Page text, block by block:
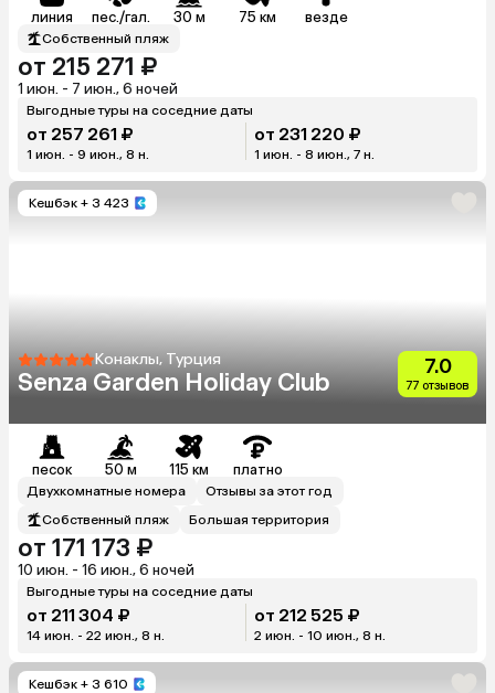
линия пес./гал. 30 м 75 км везде
Собственный пляж
от 215 271 ₽
1 июн. - 7 июн., 6 ночей
Выгодные туры на соседние даты
от 257 261 ₽
1 июн. - 9 июн., 8 н.
от 231 220 ₽
1 июн. - 8 июн., 7 н.
Кешбэк + 3 423
Конаклы, Турция
Senza Garden Holiday Club
7.0
77 отзывов
песок 50 м 115 км платно
Двухкомнатные номера
Отзывы за этот год
Собственный пляж
Большая территория
от 171 173 ₽
10 июн. - 16 июн., 6 ночей
Выгодные туры на соседние даты
от 211 304 ₽
14 июн. - 22 июн., 8 н.
от 212 525 ₽
2 июн. - 10 июн., 8 н.
Кешбэк + 3 610